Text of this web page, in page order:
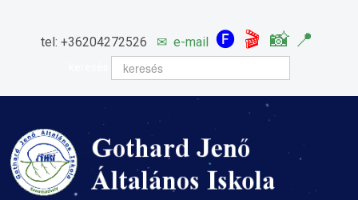
tel: +36204272526 ✉ e-mail 🅕 🎬 📸 📍